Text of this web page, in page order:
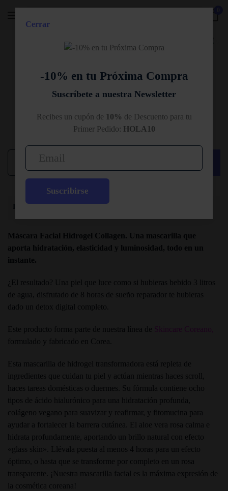
Skip to main content
Máscara Facial Hidrogel Collagen
Máscara facial profundamente hidratante e iluminadora
Valorado con
11(11)
9,00 €
Facial
Hidrogel
cantidad
Descripción
Máscara Facial Hidrogel Collagen. Una mascarilla que
aporta hidratación, elasticidad y luminosidad, todo en un
instante.
¿El resultado? Una piel que luce como si hubieras bebido 3 litros
de agua, disfrutado de 8 horas de sueño reparador te hubieras
dado un detox digital completo.
Este producto forma parte de nuestra línea de Skincare Coreano
formulado y fabricado en Corea.
Esta mascarilla de hidrogel transformadora está repleta de
ingredientes que cuidan tu piel y actúan mientras haces scroll,
haces tareas domésticas o duermes. Su fórmula contiene ocho
tipos de ácido hialurónico para una hidratación profunda,
colágeno vegano para suavizar y reafirmar, y fitomucina para
ayudar a fortalecer la barrera cutánea. El aloe vera rosa calma e
hidrata profundamente, aportando un brillo natural con efecto
«glass skin». Llévala puesta al menos 4 horas para un efecto
óptimo, o hasta que se transforme por completo en un rosa
transparente. ¡Nuestra mascarilla facial es la máxima expresión de
la cosmética coreana!
Cerrar
-10% en tu Próxima Compra
Suscríbete a nuestra Newsletter
Recibes un cupón de 10% de Descuento para tu
Primer Pedido: HOLA10
Suscribirse